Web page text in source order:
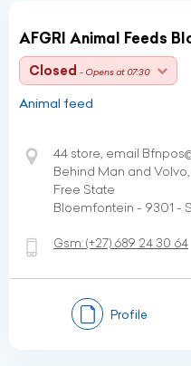
AFGRI Animal Feeds
Closed - Opens at 07:30
Animal feed
44 store, email
Behind Man and
Free State
Bloemfontein - 9301 -
Gsm:(+27) 689 24 30 64
Profile